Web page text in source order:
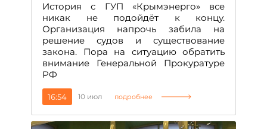
История с ГУП «Крымэнерго» все
никак не подойдёт к концу.
Организация напрочь забила на
решение судов и существование
закона. Пора на ситуацию обратить
внимание Генеральной Прокуратуре
РФ
16:54 10 июл подробнее